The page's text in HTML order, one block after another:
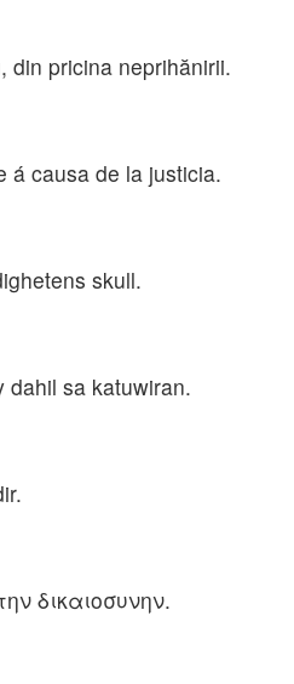
din pricina neprihănirii.
á causa de la justicia.
skull.
dahil sa katuwiran.
δικαιοσυνην.